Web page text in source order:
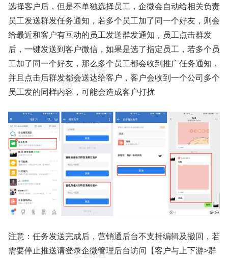
选择客户后，但是不单独选择员工，企微会自动给相关负责
员工发送群发任务通知，若多个员工加了同一个好友，则会
给最近和客户有互动的员工发送群发通知，员工点击群发
后，一键发送到客户微信，如果是选了指定员工，若多个员
工加了同一个好友，那么多个员工都会收到推广任务通知，
并且点击后群发都会送达给客户，客户会收到一个公司多个
员工发的同样内容，可能会造成客户打扰
注意：任务发送完成后，营销通后台不支持编辑及撤回，若
需要停止推送请登录企微管理后台访问【客户与上下游>群